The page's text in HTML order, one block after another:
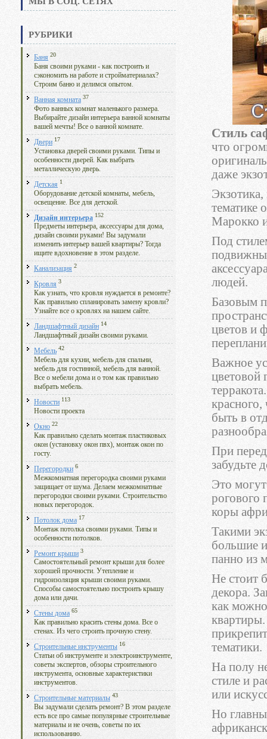
РУБРИКИ
Баня 20
Баня своими руками - как построить и
сэкономить на работе и стройматериалах?
Строим баню и делимся опытом.
Ванная комната 37
Фото ванных комнат маленького размера.
Выбирайте дизайн интерьера ванной комнаты
вашей мечты! Все о ванной комнате.
Двери 17
Установка дверей своими руками. Типы и
особенности дверей. Как выбрать
металлическую дверь.
Детская 1
Оборудование детской комнаты, мебель,
освещение. Все для детской.
Дизайн интерьера 152
Предметы интерьера, аксессуары для дома,
дизайн своими руками! Вы задумали
изменить интерьер вашей квартиры? Тогда
ищите вдохновение в этом разделе.
Канализация 2
Кровля 3
Как узнать, что кровля нуждается в ремонте?
Как правильно спланировать замену кровли?
Узнайте все о кровлях на нашем сайте.
Ландшафтный дизайн 14
Ландшафтный дизайн своими руками.
Мебель 42
Мебель для кухни, мебель для спальни,
мебель для гостинной, мебель для ванной.
Все о мебели дома и о том как правильно
выбрать мебель.
Новости 113
Новости проекта
Окно 22
Как правильно сделать монтаж пластиковых
окон (установку окон пвх), монтаж окон по
госту.
Перегородки 6
Межкомнатная перегородка своими руками
защищает от шума. Делаем межкомнатные
перегородки своими руками. Строительство
новых перегородок.
Потолок дома 17
Монтаж потолка своими руками. Типы и
особенности потолков.
Ремонт крыши 3
Самостоятельный ремонт крыши для более
хорошей прочности. Утепление и
гидроизоляция крыши своими руками.
Способы самостоятельно построить крышу
дома или дачи.
Стены дома 65
Как правильно красить стены дома. Все о
стенах. Из чего строить прочную стену.
Строительные инструменты 16
Статьи об инструменте и электроинструменте,
советы экспертов, обзоры строительного
инструмента, основные характеристики
инструментов.
Строительные материалы 43
Вы задумали сделать ремонт? В этом разделе
есть все про самые популярные строительные
материалы и не очень, советы по их
использованию.
Стиль
что
даже
тематике
Марокко
Под
людей.
Базовым
цветов и
Важное
цветовой
быть в
При
забудьте
Это
рогового
коры
Такими
большие
панно из
Не стоит
декора.
как
тематики.
На полу
стиле и
или
Но